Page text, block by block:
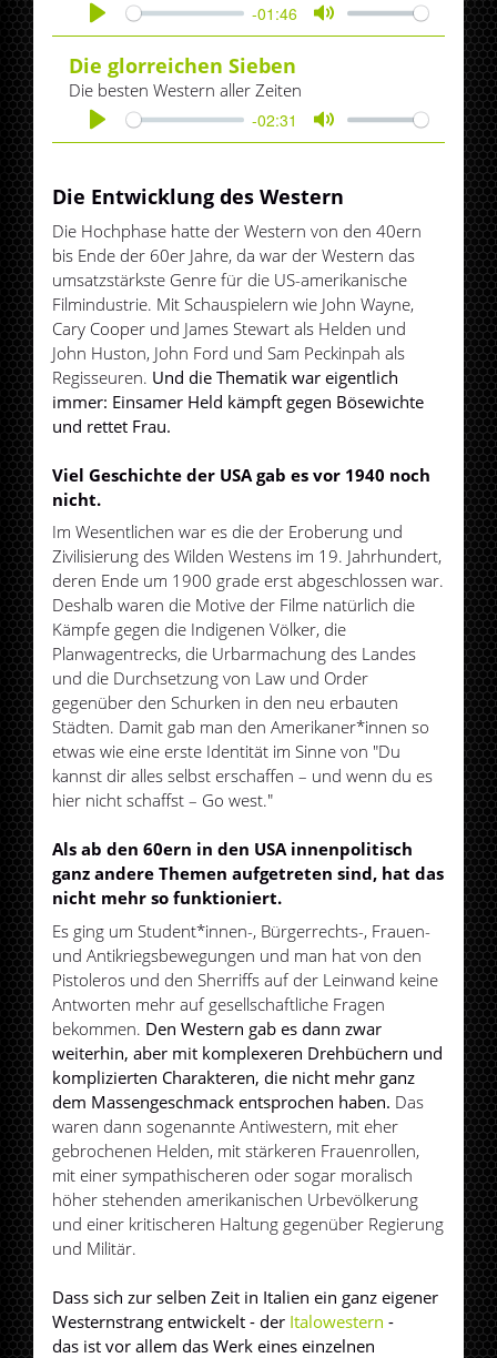
Play
-01:46
Mute
Die glorreichen Sieben
Die besten Western aller Zeiten
Play
-02:31
Mute
Die Entwicklung des Western
Die Hochphase hatte der Western von den 40ern
bis Ende der 60er Jahre, da war der Western das
umsatzstärkste Genre für die US-amerikanische
Filmindustrie. Mit Schauspielern wie John Wayne,
Cary Cooper und James Stewart als Helden und
John Huston, John Ford und Sam Peckinpah als
Regisseuren. Und die Thematik war eigentlich
immer: Einsamer Held kämpft gegen Bösewichte
und rettet Frau.
Viel Geschichte der USA gab es vor 1940 noch
nicht.
Im Wesentlichen war es die der Eroberung und
Zivilisierung des Wilden Westens im 19. Jahrhundert,
deren Ende um 1900 grade erst abgeschlossen war.
Deshalb waren die Motive der Filme natürlich die
Kämpfe gegen die Indigenen Völker, die
Planwagentrecks, die Urbarmachung des Landes
und die Durchsetzung von Law und Order
gegenüber den Schurken in den neu erbauten
Städten. Damit gab man den Amerikaner*innen so
etwas wie eine erste Identität im Sinne von "Du
kannst dir alles selbst erschaffen – und wenn du es
hier nicht schaffst – Go west."
Als ab den 60ern in den USA innenpolitisch
ganz andere Themen aufgetreten sind, hat das
nicht mehr so funktioniert.
Es ging um Student*innen-, Bürgerrechts-, Frauen-
und Antikriegsbewegungen und man hat von den
Pistoleros und den Sherriffs auf der Leinwand keine
Antworten mehr auf gesellschaftliche Fragen
bekommen. Den Western gab es dann zwar
weiterhin, aber mit komplexeren Drehbüchern und
komplizierten Charakteren, die nicht mehr ganz
dem Massengeschmack entsprochen haben. Das
waren dann sogenannte Antiwestern, mit eher
gebrochenen Helden, mit stärkeren Frauenrollen,
mit einer sympathischeren oder sogar moralisch
höher stehenden amerikanischen Urbevölkerung
und einer kritischeren Haltung gegenüber Regierung
und Militär.
Dass sich zur selben Zeit in Italien ein ganz eigener
Westernstrang entwickelt - der Italowestern -
das ist vor allem das Werk eines einzelnen